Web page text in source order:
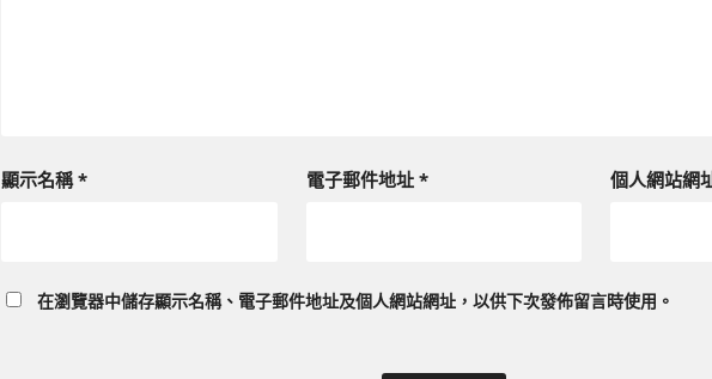
顯示名稱* 電子郵件地址 * 個人網站網
在瀏覽器中儲存顯示名稱、電子郵件地址及個人網站網址，以供下次發佈留言時使用。